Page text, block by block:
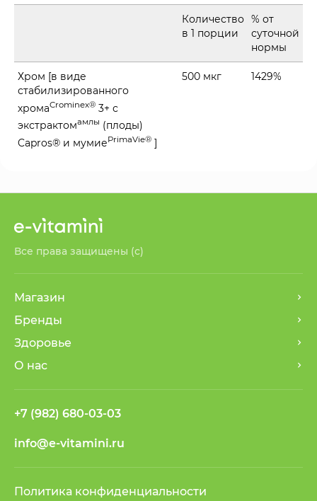
Количество
в 1 порции
% от
суточной
нормы
Хром [в виде
стабилизированного
хромаCrominex® 3+ с
экстрактомамлы (плоды)
Capros® и мумиеPrimaVie® ]
500 мкг 1429%
Все права защищены (с)
Магазин
Бренды
Здоровье
О нас
+7 (982) 680-03-03
info@e-vitamini.ru
Политика конфиденциальности